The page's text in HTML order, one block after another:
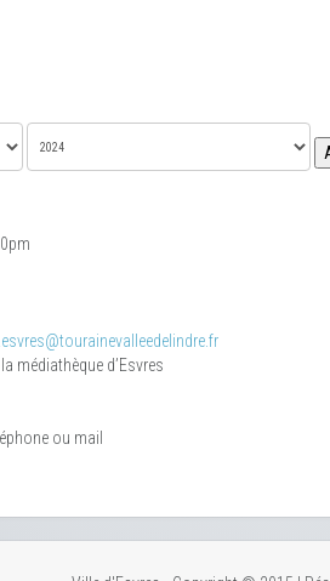
médiathèque d’Esvres
ou mail